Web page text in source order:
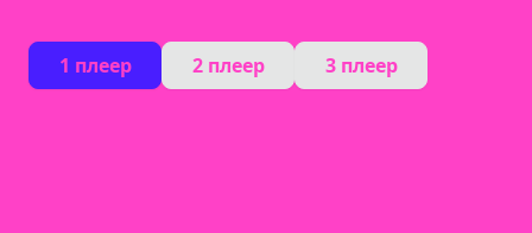
1 плеер 2 плеер 3 плеер